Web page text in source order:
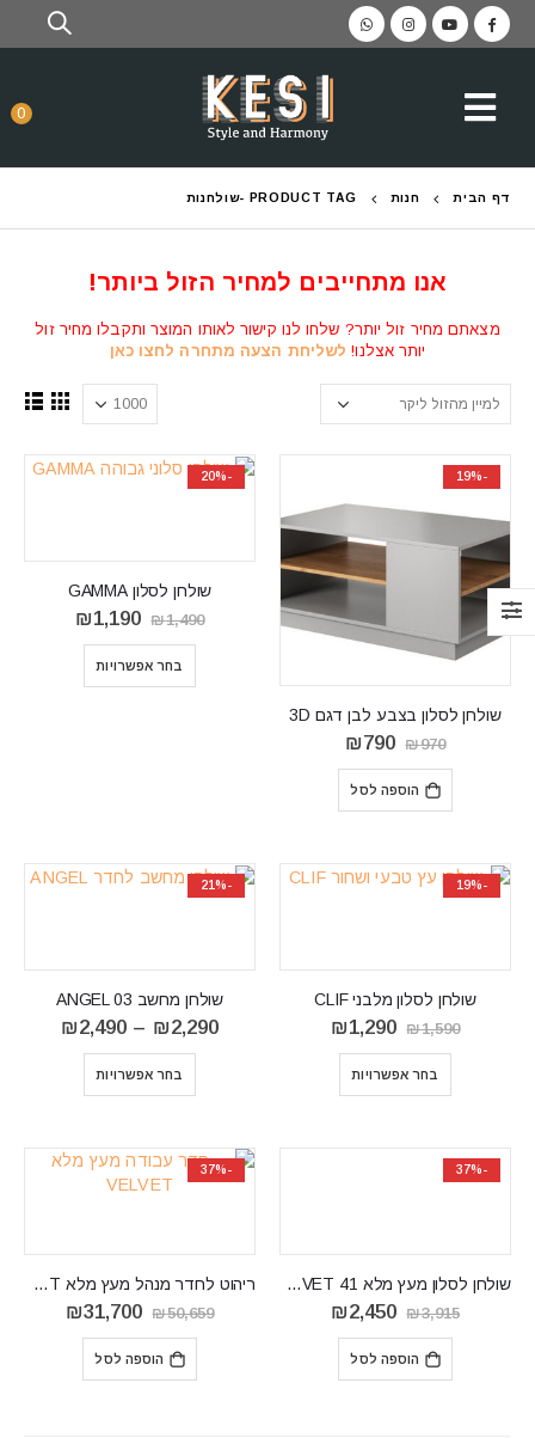
0
דף הבית חנות PRODUCT TAG - שולחנות
אנו מתחייבים למחיר הזול ביותר!
מצאתם מחיר זול יותר? שלחו לנו קישור לאותו המוצר ותקבלו מחיר זול
יותר אצלנו! לשליחת הצעה מתחרה לחצו כאן
-19%
שולחן לסלון בצבע לבן דגם 3D
₪970
המחיר
היה:
₪970.
₪790
המחיר
הוספה לסל
-20%
שולחן לסלון GAMMA
₪1,490
המחיר
המקורי
₪1,490.
₪1,190
בחר אפשרויות
-19%
שולחן לסלון מלבני CLIF
₪1,590
המחיר
המקורי
₪1,590.
₪1,290
בחר אפשרויות
-21%
שולחן מחשב ANGEL 03
₪2,290
–
₪2,490
בחר אפשרויות
-37%
שולחן לסלון מעץ מלא VELVET 41
₪3,915
המחיר
המקורי
היה:
₪3,915.
₪2,450
הוספה לסל
-37%
ריהוט לחדר מנהל מעץ מלא VELVET
₪50,659
המחיר
המקורי
היה:
₪50,659.
₪31,700
הוספה לסל